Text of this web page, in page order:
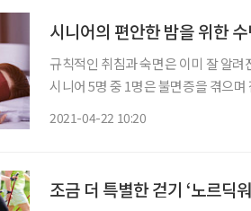
시니어의 편안한 밤을 위한
규칙적인 취침과 숙면은 이미 잘 알
시니어 5명 중 1명은 불면증을 겪으
2021-04-22 10:20
조금 더 특별한 걷기 ‘노르딕